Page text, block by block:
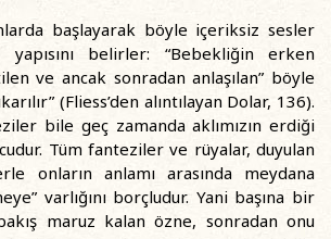
başlayarak böyle içeriksiz sesler
yapısını belirler: “Bebekliğin erken
ve ancak sonradan anlaşılan” böyle
(Fliess’den alıntılayan Dolar, 136).
bile geç zamanda aklımızın erdiği
Tüm fanteziler ve rüyalar, duyulan
onların anlamı arasında meydana
varlığını borçludur. Yani başına bir
maruz kalan özne, sonradan onu